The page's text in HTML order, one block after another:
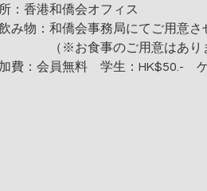
：香港和僑会オフィス
み物：和僑会事務局にてご用意さ
※お食事のご用意はありませ
費：会員無料 学生：HK$50.-